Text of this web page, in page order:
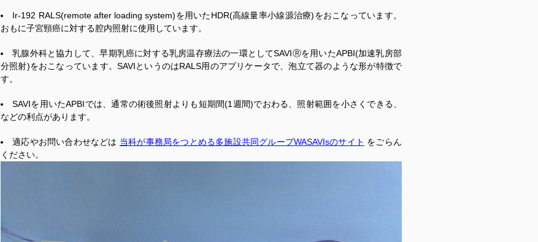
Ir-192 RALS(remote after loading system)を用いたHDR(高線量率小線源治療)をおこなっています。
おもに子宮頸癌に対する腔内照射に使用しています。
乳腺外科と協力して、早期乳癌に対する乳房温存療法の一環としてSAVIⓇを用いたAPBI(加速乳房部
分照射)をおこなっています。SAVIというのはRALS用のアプリケータで、泡立て器のような形が特徴で
す。
SAVIを用いたAPBIでは、通常の術後照射よりも短期間(1週間)でおわる、照射範囲を小さくできる、
などの利点があります。
適応やお問い合わせなどは 当科が事務局をつとめる多施設共同グループWASAVIsのサイト をごらん
ください。